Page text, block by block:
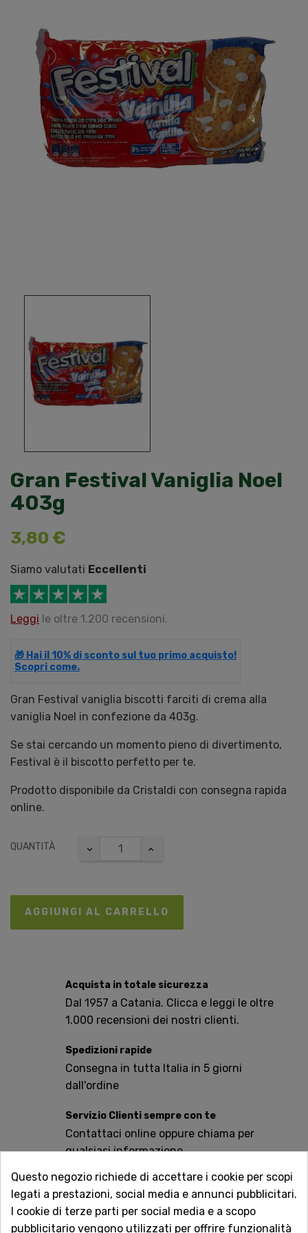
Gran Festival Vaniglia Noel
403g
3,80 €
Siamo valutati Eccellenti
Leggi le oltre 1.200 recensioni.
🎁 Hai il 10% di sconto sul tuo primo acquisto!
Scopri come.
Gran Festival vaniglia biscotti farciti di crema alla
vaniglia Noel in confezione da 403g.
Se stai cercando un momento pieno di divertimento,
Festival è il biscotto perfetto per te.
Prodotto disponibile da Cristaldi con consegna rapida
online.
QUANTITÀ
AGGIUNGI AL CARRELLO
Acquista in totale sicurezza
Dal 1957 a Catania. Clicca e leggi le oltre
1.000 recensioni dei nostri clienti.
Spedizioni rapide
Consegna in tutta Italia in 5 giorni
dall'ordine
Servizio Clienti sempre con te
Contattaci online oppure chiama per
qualsiasi informazione.
Ingredienti:
Farina di frumento fortificata (contiene Niacina, Ferro,
Tiamina, Riboflavina, Acido Folico), zucchero, olio di
Questo negozio richiede di accettare i cookie per scopi
legati a prestazioni, social media e annunci pubblicitari.
I cookie di terze parti per social media e a scopo
pubblicitario vengono utilizzati per offrire funzionalità